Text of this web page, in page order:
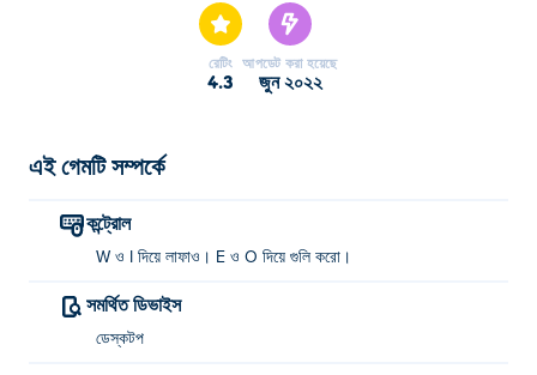
রেটিং
4.3
আপডেট করা হয়েছে
জুন ২০২২
এই গেমটি সম্পর্কে
কন্ট্রোল
W ও I দিয়ে লাফাও। E ও O দিয়ে গুলি করো।
সমর্থিত ডিভাইস
ডেস্কটপ